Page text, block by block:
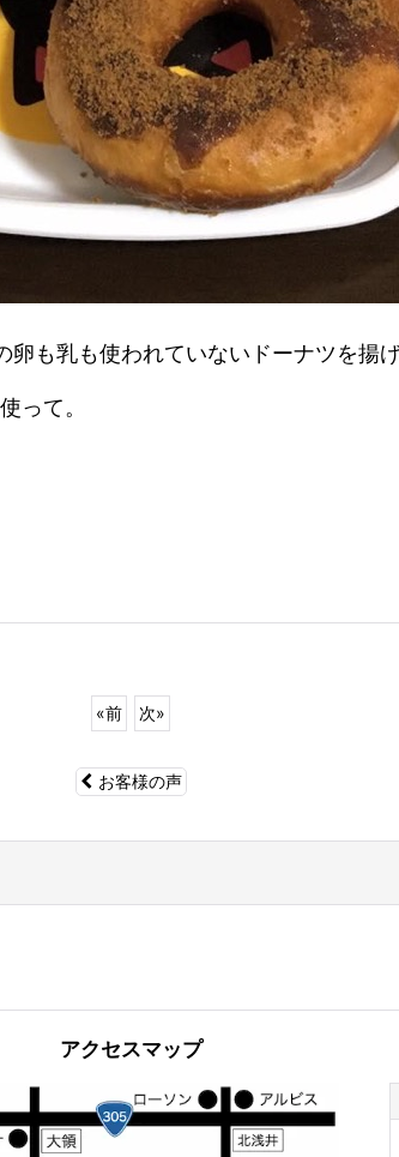
も乳も使われていないドーナツを揚
って。
«前 次»
お客様の声
アクセスマップ